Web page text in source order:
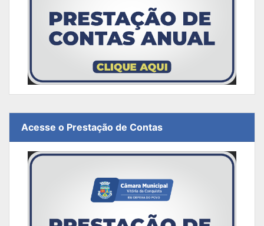
Acesse o Prestação de Contas